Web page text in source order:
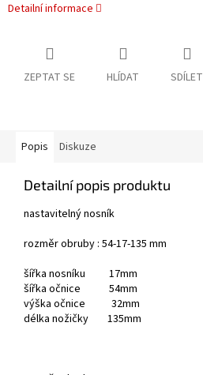
Detailní informace
ZEPTAT SE HLÍDAT SDÍLET
Popis Diskuze
Detailní popis produktu
nastavitelný nosník
rozměr obruby : 54-17-135 mm
šířka nosníku 17mm
šířka očnice 54mm
výška očnice 32mm
délka nožičky 135mm